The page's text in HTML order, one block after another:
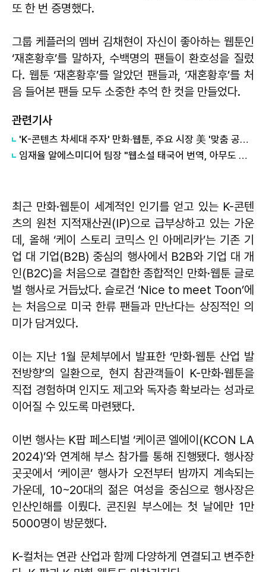
또 한 번 증명했다.
그룹 케플러의 멤버 김채현이 자신이 좋아하는 웹툰인
‘재혼황후’를 말하자, 수백명의 팬들이 환호성을 질렀
다. 웹툰 ‘재혼황후’를 알았던 팬들과, ‘재혼황후’를 처
음 들어본 팬들 모두 소중한 추억 한 컷을 만들었다.
관련기사
'K-콘텐츠 차세대 주자' 만화·웹툰, 주요 시장 美 '맞춤 공략' 나섰다
임재율 알에스미디어 팀장 "웹소설 태국어 번역, 아무도 안 해 시작했죠"
최근 만화·웹툰이 세계적인 인기를 얻고 있는 K-콘텐
츠의 원천 지적재산권(IP)으로 급부상하고 있는 가운
데, 올해 ‘케이 스토리 코믹스 인 아메리카’는 기존 기
업 대 기업(B2B) 중심의 행사에서 B2B와 기업 대 개
인(B2C)을 처음으로 결합한 종합적인 만화·웹툰 글로
벌 행사로 거듭났다. 슬로건 ‘Nice to meet Toon’에
는 처음으로 미국 한류 팬들과 만난다는 상징적인 의
미가 담겨있다.
이는 지난 1월 문체부에서 발표한 ‘만화·웹툰 산업 발
전방향’의 일환으로, 현지 참관객들이 K-만화·웹툰을
직접 경험하며 인지도 제고와 독자층 확보라는 성과로
이어질 수 있도록 마련됐다.
이번 행사는 K팝 페스티벌 ‘케이콘 엘에이(KCON LA
2024)’와 연계해 부스 참가를 통해 진행됐다. 행사장
곳곳에서 ‘케이콘’ 행사가 오전부터 밤까지 계속되는
가운데, 10~20대의 젊은 여성을 중심으로 행사장은
인산인해를 이뤘다. 콘진원 부스에는 첫 날에만 1만
5000명이 방문했다.
K-컬처는 연관 산업과 함께 다양하게 연결되고 변주한